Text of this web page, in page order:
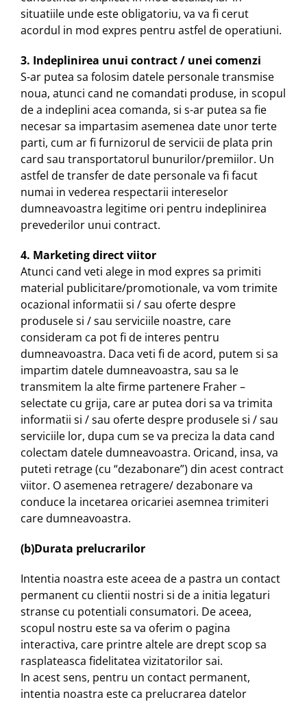
situatiile unde este obligatoriu, va va fi cerut
acordul in mod expres pentru astfel de operatiuni.
3. Indeplinirea unui contract / unei comenzi
S-ar putea sa folosim datele personale transmise
noua, atunci cand ne comandati produse, in scopul
de a indeplini acea comanda, si s-ar putea sa fie
necesar sa impartasim asemenea date unor terte
parti, cum ar fi furnizorul de servicii de plata prin
card sau transportatorul bunurilor/premiilor. Un
astfel de transfer de date personale va fi facut
numai in vederea respectarii intereselor
dumneavoastra legitime ori pentru indeplinirea
prevederilor unui contract.
4. Marketing direct viitor
Atunci cand veti alege in mod expres sa primiti
material publicitare/promotionale, va vom trimite
ocazional informatii si / sau oferte despre
produsele si / sau serviciile noastre, care
consideram ca pot fi de interes pentru
dumneavoastra. Daca veti fi de acord, putem si sa
impartim datele dumneavoastra, sau sa le
transmitem la alte firme partenere Fraher –
selectate cu grija, care ar putea dori sa va trimita
informatii si / sau oferte despre produsele si / sau
serviciile lor, dupa cum se va preciza la data cand
colectam datele dumneavoastra. Oricand, insa, va
puteti retrage (cu “dezabonare”) din acest contract
viitor. O asemenea retragere/ dezabonare va
conduce la incetarea oricariei asemnea trimiteri
care dumneavoastra.
(b)Durata prelucrarilor
Intentia noastra este aceea de a pastra un contact
permanent cu clientii nostri si de a initia legaturi
stranse cu potentiali consumatori. De aceea,
scopul nostru este sa va oferim o pagina
interactiva, care printre altele are drept scop sa
rasplateasca fidelitatea vizitatorilor sai.
In acest sens, pentru un contact permanent,
intentia noastra este ca prelucrarea datelor